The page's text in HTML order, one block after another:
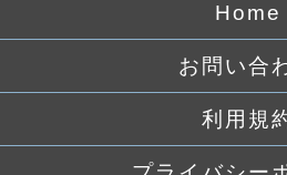
Home
お問い合
利用規